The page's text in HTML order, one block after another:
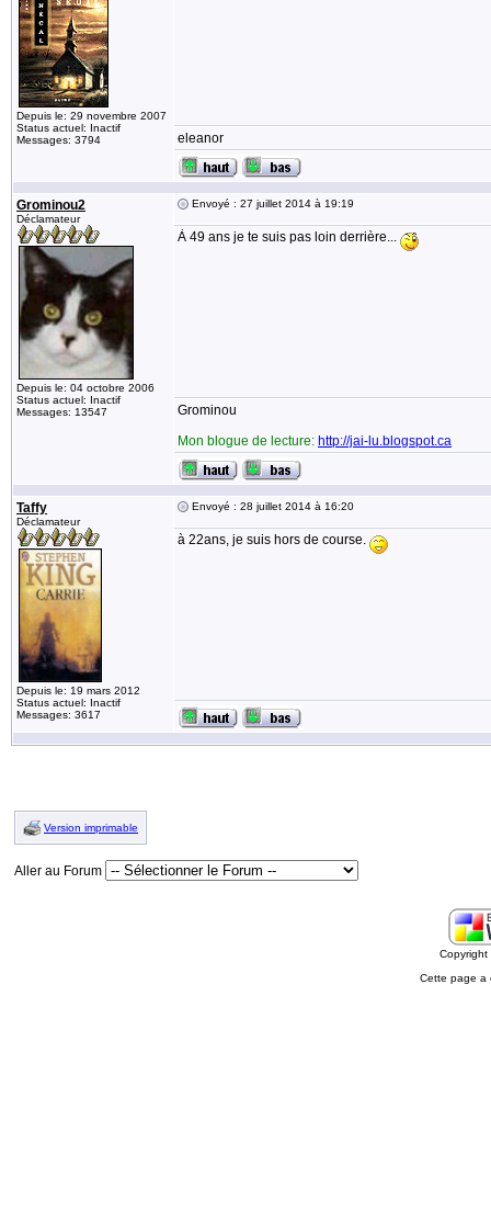
Depuis le: 29 novembre 2007
Status actuel: Inactif
Messages: 3794
eleanor
Grominou2
Déclamateur
Depuis le: 04 octobre 2006
Status actuel: Inactif
Messages: 13547
Envoyé : 27 juillet 2014 à 19:19
À 49 ans je te suis pas loin derrière...
Grominou
Mon blogue de lecture: http://jai-lu.blogspot.ca
Taffy
Déclamateur
Depuis le: 19 mars 2012
Status actuel: Inactif
Messages: 3617
Envoyé : 28 juillet 2014 à 16:20
à 22ans, je suis hors de course.
Version imprimable
Aller au Forum
Cette page a